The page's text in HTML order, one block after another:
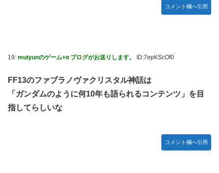
コメント欄へ引用
19: mutyunのゲーム+α ブログがお送りします。 ID:7epKScOf0
FF13のファブラノヴァクリスタル神話は
「ガンダムのように何10年も語られるコンテンツ」を目
指してらしいな
コメント欄へ引用